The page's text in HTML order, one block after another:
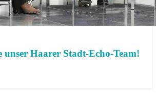
unser Haarer Stadt-Echo-Team!